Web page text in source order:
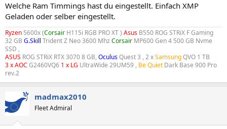
:
Welche Ram Timmings hast du eingestellt. Einfach XMP
Geladen oder selber eingestellt.
Ryzen 5600x (Corsair H115i RGB PRO XT ) Asus B550 ROG STRiX F Gaming
32 GB G.Skill Trident Z Neo 3600 Mhz Corsair MP600 Gen 4 500 GB Nvme
SSD ,
ASUS ROG STRiX RTX 3070 8 GB, OculusQuest 3 , 2 xSamsungQVO 1 TB
3 x AOC G2460VQ6 1 x LG UltraWide 29UM59 , Be Quiet Dark Base 900 Pro
rev.2
madmax2010
Fleet Admiral